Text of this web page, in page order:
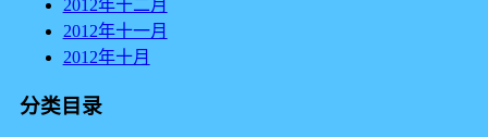
2012年十二月
2012年十一月
2012年十月
分类目录